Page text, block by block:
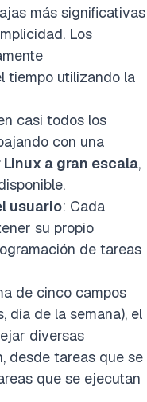
más significativas
Los
tiempo utilizando la
casi todos los
con una
a gran escala,
usuario: Cada
su propio
de tareas
de cinco campos
día de la semana), el
diversas
desde tareas que se
que se ejecutan